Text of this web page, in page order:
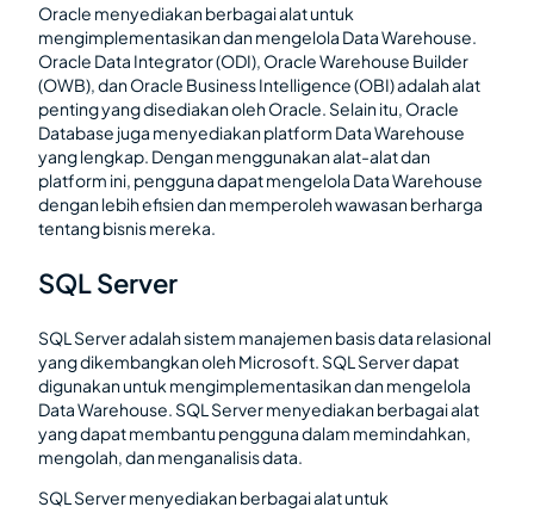
Oracle menyediakan berbagai alat untuk
mengimplementasikan dan mengelola Data Warehouse.
Oracle Data Integrator (ODI), Oracle Warehouse Builder
(OWB), dan Oracle Business Intelligence (OBI) adalah alat
penting yang disediakan oleh Oracle. Selain itu, Oracle
Database juga menyediakan platform Data Warehouse
yang lengkap. Dengan menggunakan alat-alat dan
platform ini, pengguna dapat mengelola Data Warehouse
dengan lebih efisien dan memperoleh wawasan berharga
tentang bisnis mereka.
SQL Server
SQL Server adalah sistem manajemen basis data relasional
yang dikembangkan oleh Microsoft. SQL Server dapat
digunakan untuk mengimplementasikan dan mengelola
Data Warehouse. SQL Server menyediakan berbagai alat
yang dapat membantu pengguna dalam memindahkan,
mengolah, dan menganalisis data.
SQL Server menyediakan berbagai alat untuk